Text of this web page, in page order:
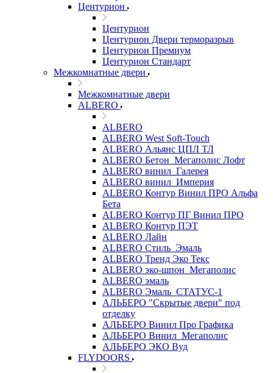
Центурион
Центурион
Центурион Двери терморазрыв
Центурион Премиум
Центурион Стандарт
Межкомнатные двери
Межкомнатные двери
ALBERO
ALBERO
ALBERO West Soft-Touch
ALBERO Альянс ЦПЛ ТЛ
ALBERO Бетон_Мегаполис Лофт
ALBERO винил_Галерея
ALBERO винил_Империя
ALBERO Контур Винил ПРО Альфа
Бета
ALBERO Контур ПГ Винил ПРО
ALBERO Контур ПЭТ
ALBERO Лайн
ALBERO Стиль_Эмаль
ALBERO Тренд Эко Текс
ALBERO эко-шпон_Мегаполис
ALBERO эмаль
ALBERO Эмаль_СТАТУС-1
АЛЬБЕРО "Скрытые двери" под
отделку
АЛЬБЕРО Винил Про Графика
АЛЬБЕРО Винил_Мегаполис
АЛЬБЕРО ЭКО Вуд
FLYDOORS